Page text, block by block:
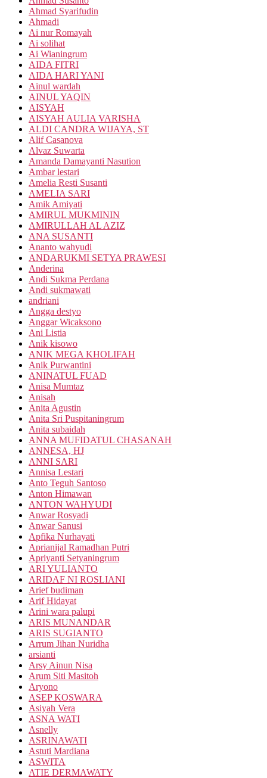
Ahmad Syarifudin
Ahmadi
Ai nur Romayah
Ai solihat
Ai Wianingrum
AIDA FITRI
AIDA HARI YANI
Ainul wardah
AINUL YAQIN
AISYAH
AISYAH AULIA VARISHA
ALDI CANDRA WIJAYA, ST
Alif Casanova
Alvaz Suwarta
Amanda Damayanti Nasution
Ambar lestari
Amelia Resti Susanti
AMELIA SARI
Amik Amiyati
AMIRUL MUKMININ
AMIRULLAH AL AZIZ
ANA SUSANTI
Ananto wahyudi
ANDARUKMI SETYA PRAWESI
Anderina
Andi Sukma Perdana
Andi sukmawati
andriani
Angga destyo
Anggar Wicaksono
Ani Listia
Anik kisowo
ANIK MEGA KHOLIFAH
Anik Purwantini
ANINATUL FUAD
Anisa Mumtaz
Anisah
Anita Agustin
Anita Sri Puspitaningrum
Anita subaidah
ANNA MUFIDATUL CHASANAH
ANNESA, HJ
ANNI SARI
Annisa Lestari
Anto Teguh Santoso
Anton Himawan
ANTON WAHYUDI
Anwar Rosyadi
Anwar Sanusi
Apfika Nurhayati
Aprianijal Ramadhan Putri
Apriyanti Setyaningrum
ARI YULIANTO
ARIDAF NI ROSLIANI
Arief budiman
Arif Hidayat
Arini wara palupi
ARIS MUNANDAR
ARIS SUGIANTO
Arrum Jihan Nuridha
arsianti
Arsy Ainun Nisa
Arum Siti Masitoh
Aryono
ASEP KOSWARA
Asiyah Vera
ASNA WATI
Asnelly
ASRINAWATI
Astuti Mardiana
ASWITA
ATIE DERMAWATY